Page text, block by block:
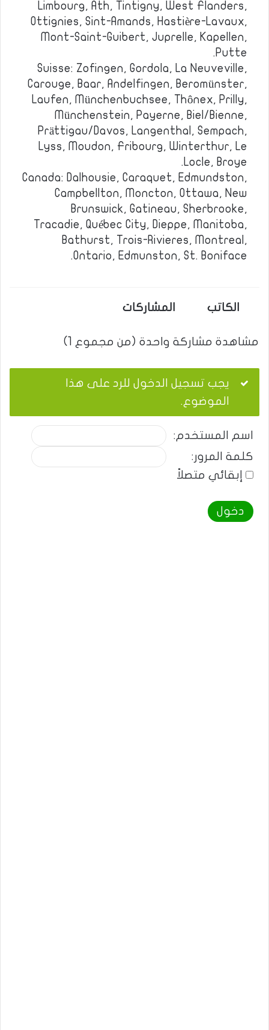
Limbourg, Ath, Tintigny, West Flanders,
Ottignies, Sint-Amands, Hastière-Lavaux,
Mont-Saint-Guibert, Juprelle, Kapellen,
Putte.
Suisse: Zofingen, Gordola, La Neuveville,
Carouge, Baar, Andelfingen, Beromünster,
Laufen, Münchenbuchsee, Thônex, Prilly,
Münchenstein, Payerne, Biel/Bienne,
Prättigau/Davos, Langenthal, Sempach,
Lyss, Moudon, Fribourg, Winterthur, Le
Locle, Broye.
Canada: Dalhousie, Caraquet, Edmundston,
Campbellton, Moncton, Ottawa, New
Brunswick, Gatineau, Sherbrooke,
Tracadie, Québec City, Dieppe, Manitoba,
Bathurst, Trois-Rivieres, Montreal,
Ontario, Edmunston, St. Boniface.
الكاتب المشاركات
مشاهدة مشاركة واحدة (من مجموع 1)
يجب تسجيل الدخول للرد على هذا
الموضوع.
اسم المستخدم:
كلمة المرور:
إبقائي متصلاً
دخول